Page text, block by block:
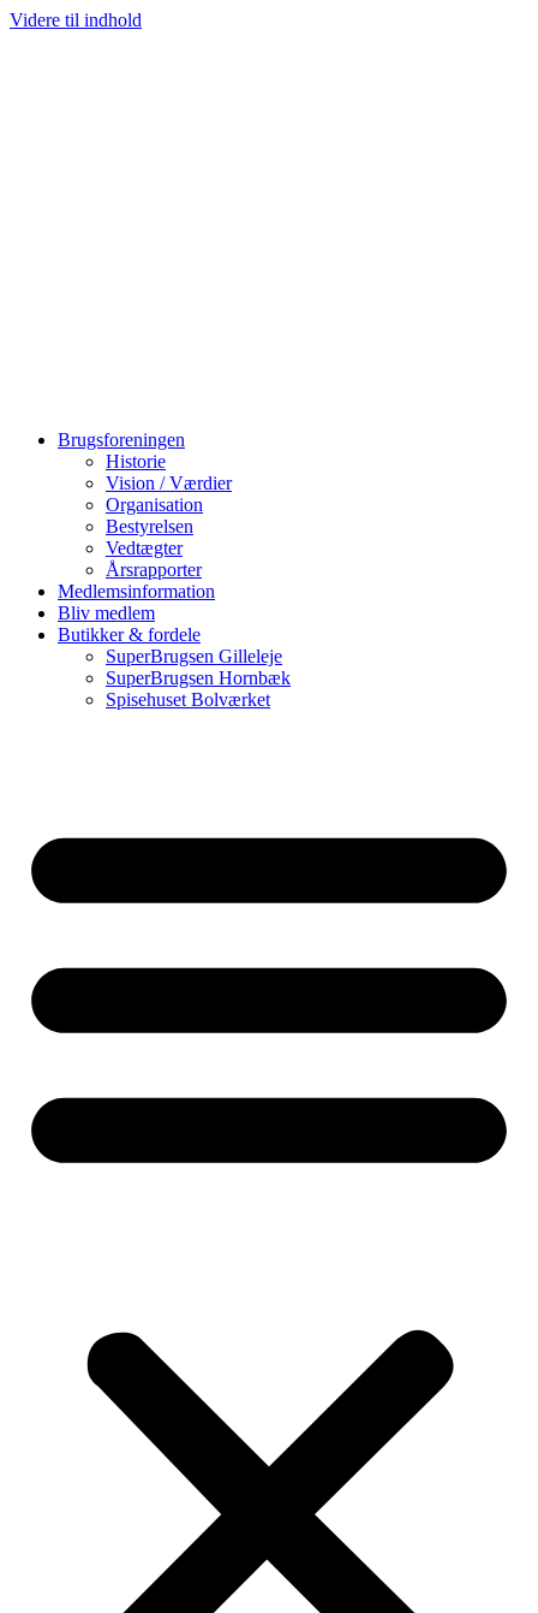
Videre til indhold
Brugsforeningen
Historie
Vision / Værdier
Organisation
Bestyrelsen
Vedtægter
Årsrapporter
Medlemsinformation
Bliv medlem
Butikker & fordele
SuperBrugsen Gilleleje
SuperBrugsen Hornbæk
Spisehuset Bolværket